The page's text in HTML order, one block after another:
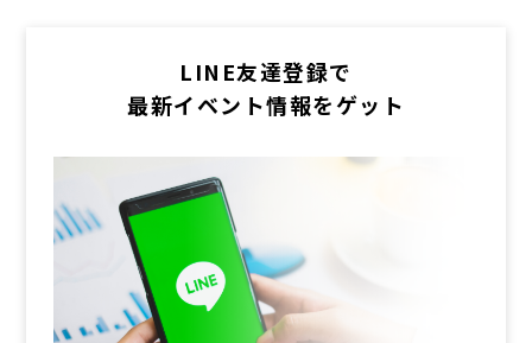
LINE友達登録で
最新イベント情報をゲット